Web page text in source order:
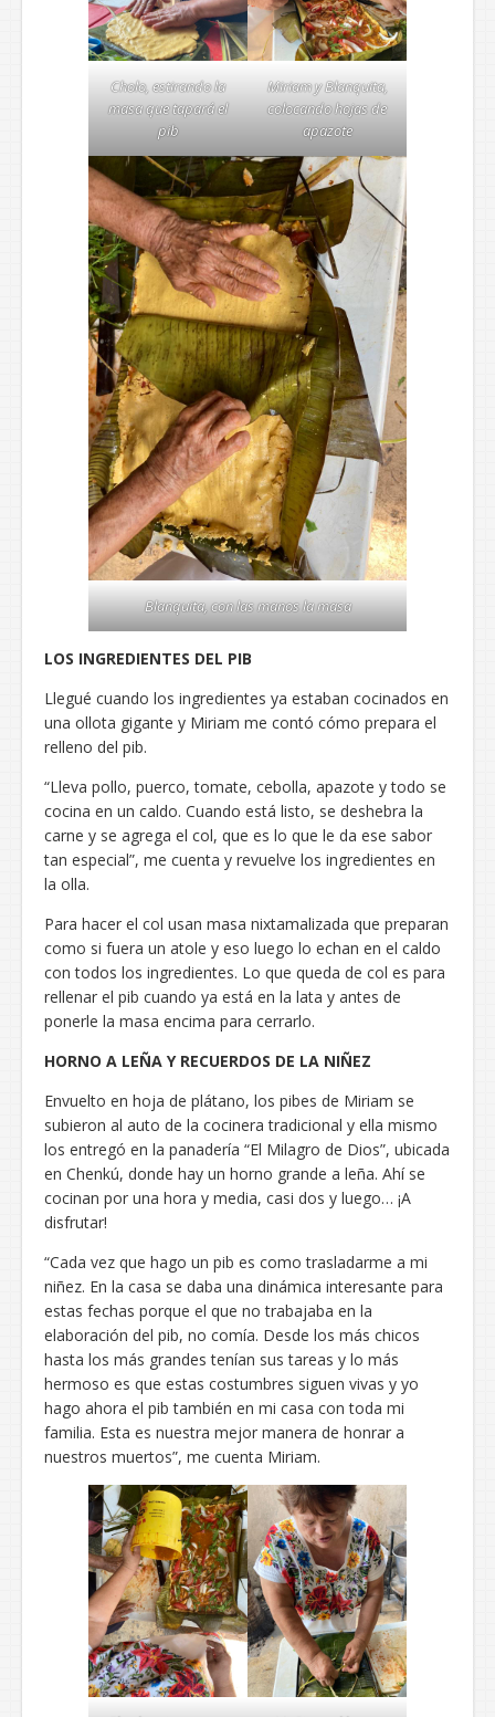
Cholo, estirando la
masa que tapará el
pib
Miriam y Blanquita,
colocando hojas de
apazote
Blanquita, con las manos la masa
LOS INGREDIENTES DEL PIB
Llegué cuando los ingredientes ya estaban cocinados en
una ollota gigante y Miriam me contó cómo prepara el
relleno del pib.
“Lleva pollo, puerco, tomate, cebolla, apazote y todo se
cocina en un caldo. Cuando está listo, se deshebra la
carne y se agrega el col, que es lo que le da ese sabor
tan especial”, me cuenta y revuelve los ingredientes en
la olla.
Para hacer el col usan masa nixtamalizada que preparan
como si fuera un atole y eso luego lo echan en el caldo
con todos los ingredientes. Lo que queda de col es para
rellenar el pib cuando ya está en la lata y antes de
ponerle la masa encima para cerrarlo.
HORNO A LEÑA Y RECUERDOS DE LA NIÑEZ
Envuelto en hoja de plátano, los pibes de Miriam se
subieron al auto de la cocinera tradicional y ella mismo
los entregó en la panadería “El Milagro de Dios”, ubicada
en Chenkú, donde hay un horno grande a leña. Ahí se
cocinan por una hora y media, casi dos y luego… ¡A
disfrutar!
“Cada vez que hago un pib es como trasladarme a mi
niñez. En la casa se daba una dinámica interesante para
estas fechas porque el que no trabajaba en la
elaboración del pib, no comía. Desde los más chicos
hasta los más grandes tenían sus tareas y lo más
hermoso es que estas costumbres siguen vivas y yo
hago ahora el pib también en mi casa con toda mi
familia. Esta es nuestra mejor manera de honrar a
nuestros muertos”, me cuenta Miriam.